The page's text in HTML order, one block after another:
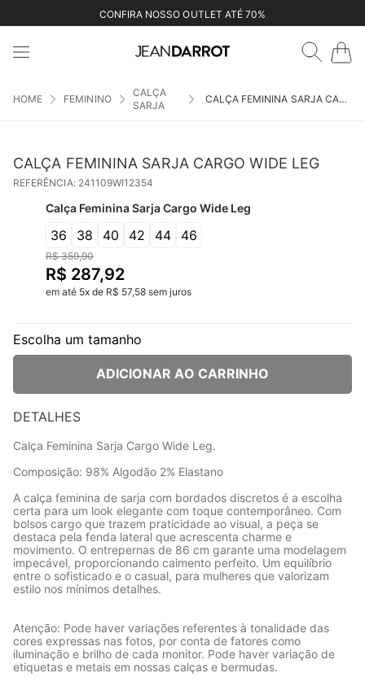
CONFIRA NOSSO OUTLET ATÉ 70%
FEMININO
CALÇA
SARJA
CALÇA FEMININA SARJA CARGO WIDE LEG
CALÇA FEMININA SARJA CARGO WIDE LEG
REFERÊNCIA: 241109WI12354
Calça Feminina Sarja Cargo Wide Leg
36 38 40 42 44 46
R$ 359,90
R$ 287,92
em até 5x de R$ 57,58 sem juros
Escolha um tamanho
ADICIONAR AO CARRINHO
DETALHES
Calça Feminina Sarja Cargo Wide Leg.
Composição: 98% Algodão 2% Elastano
A calça feminina de sarja com bordados discretos é a escolha
certa para um look elegante com toque contemporâneo. Com
bolsos cargo que trazem praticidade ao visual, a peça se
destaca pela fenda lateral que acrescenta charme e
movimento. O entrepernas de 86 cm garante uma modelagem
impecável, proporcionando caimento perfeito. Um equilíbrio
entre o sofisticado e o casual, para mulheres que valorizam
estilo nos mínimos detalhes.
Atenção: Pode haver variações referentes à tonalidade das
cores expressas nas fotos, por conta de fatores como
iluminação e brilho de cada monitor. Pode haver variação de
etiquetas e metais em nossas calças e bermudas.